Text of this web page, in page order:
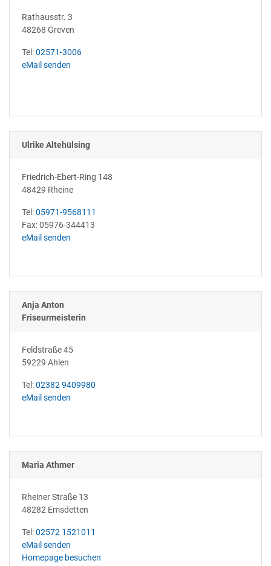
Rathausstr. 3
48268 Greven
Tel:02571-3006
eMail senden
Ulrike Altehülsing
Friedrich-Ebert-Ring 148
48429 Rheine
Tel:05971-9568111
Fax: 05976-344413
eMail senden
Anja Anton
Friseurmeisterin
Feldstraße 45
59229 Ahlen
Tel:02382 9409980
eMail senden
Maria Athmer
Rheiner Straße 13
48282 Emsdetten
Tel:02572 1521011
eMail senden
Homepage besuchen